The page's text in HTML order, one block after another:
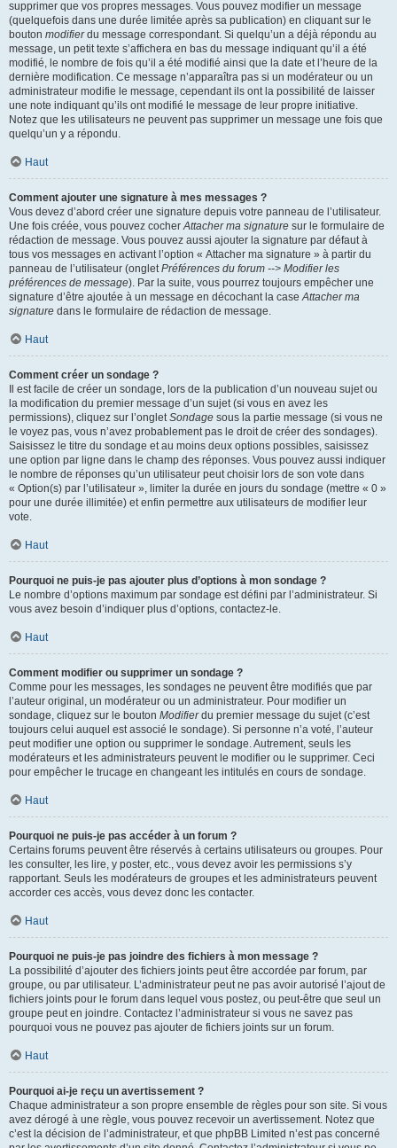
supprimer que vos propres messages. Vous pouvez modifier un message
(quelquefois dans une durée limitée après sa publication) en cliquant sur le
bouton modifierdu message correspondant. Si quelqu’un a déjà répondu au
message, un petit texte s’affichera en bas du message indiquant qu’il a été
modifié, le nombre de fois qu’il a été modifié ainsi que la date et l’heure de la
dernière modification. Ce message n’apparaîtra pas si un modérateur ou un
administrateur modifie le message, cependant ils ont la possibilité de laisser
une note indiquant qu’ils ont modifié le message de leur propre initiative.
Notez que les utilisateurs ne peuvent pas supprimer un message une fois que
quelqu’un y a répondu.
Haut
Comment ajouter une signature à mes messages ?
Vous devez d’abord créer une signature depuis votre panneau de l’utilisateur.
Une fois créée, vous pouvez cocherAttacher ma signature sur le formulaire de
rédaction de message. Vous pouvez aussi ajouter la signature par défaut à
tous vos messages en activant l’option « Attacher ma signature » à partir du
panneau de l’utilisateur (ongletPréférences du forum --> Modifier les
préférences de message). Par la suite, vous pourrez toujours empêcher une
signature d’être ajoutée à un message en décochant la caseAttacher ma
signature dans le formulaire de rédaction de message.
Haut
Comment créer un sondage ?
Il est facile de créer un sondage, lors de la publication d’un nouveau sujet ou
la modification du premier message d’un sujet (si vous en avez les
permissions), cliquez sur l’ongletSondage sous la partie message (si vous ne
le voyez pas, vous n’avez probablement pas le droit de créer des sondages).
Saisissez le titre du sondage et au moins deux options possibles, saisissez
une option par ligne dans le champ des réponses. Vous pouvez aussi indiquer
le nombre de réponses qu’un utilisateur peut choisir lors de son vote dans
« Option(s) par l’utilisateur », limiter la durée en jours du sondage (mettre « 0 »
pour une durée illimitée) et enfin permettre aux utilisateurs de modifier leur
vote.
Haut
Pourquoi ne puis-je pas ajouter plus d’options à mon sondage ?
Le nombre d’options maximum par sondage est défini par l’administrateur. Si
vous avez besoin d’indiquer plus d’options, contactez-le.
Haut
Comment modifier ou supprimer un sondage ?
Comme pour les messages, les sondages ne peuvent être modifiés que par
l’auteur original, un modérateur ou un administrateur. Pour modifier un
sondage, cliquez sur le bouton Modifierdu premier message du sujet (c’est
toujours celui auquel est associé le sondage). Si personne n’a voté, l’auteur
peut modifier une option ou supprimer le sondage. Autrement, seuls les
modérateurs et les administrateurs peuvent le modifier ou le supprimer. Ceci
pour empêcher le trucage en changeant les intitulés en cours de sondage.
Haut
Pourquoi ne puis-je pas accéder à un forum ?
Certains forums peuvent être réservés à certains utilisateurs ou groupes. Pour
les consulter, les lire, y poster, etc., vous devez avoir les permissions s’y
rapportant. Seuls les modérateurs de groupes et les administrateurs peuvent
accorder ces accès, vous devez donc les contacter.
Haut
Pourquoi ne puis-je pas joindre des fichiers à mon message ?
La possibilité d’ajouter des fichiers joints peut être accordée par forum, par
groupe, ou par utilisateur. L’administrateur peut ne pas avoir autorisé l’ajout de
fichiers joints pour le forum dans lequel vous postez, ou peut-être que seul un
groupe peut en joindre. Contactez l’administrateur si vous ne savez pas
pourquoi vous ne pouvez pas ajouter de fichiers joints sur un forum.
Haut
Pourquoi ai-je reçu un avertissement ?
Chaque administrateur a son propre ensemble de règles pour son site. Si vous
avez dérogé à une règle, vous pouvez recevoir un avertissement. Notez que
c’est la décision de l’administrateur, et que phpBB Limited n’est pas concerné